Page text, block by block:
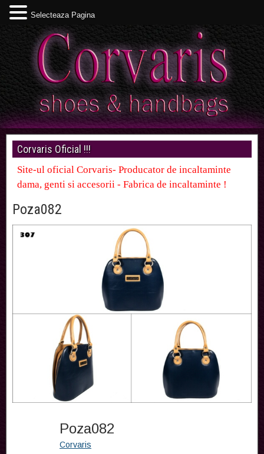
Corvaris Oficial !!!
Site-ul oficial Corvaris- Producator de incaltaminte
dama, genti si accesorii - Fabrica de incaltaminte !
Poza082
Poza082
Corvaris
Selecteaza Pagina